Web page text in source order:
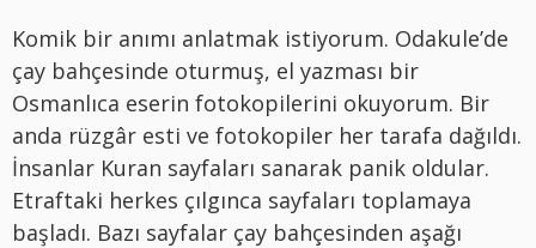
Komik bir anımı anlatmak istiyorum. Odakule’de
çay bahçesinde oturmuş, el yazması bir
Osmanlıca eserin fotokopilerini okuyorum. Bir
anda rüzgâr esti ve fotokopiler her tarafa dağıldı.
İnsanlar Kuran sayfaları sanarak panik oldular.
Etraftaki herkes çılgınca sayfaları toplamaya
başladı. Bazı sayfalar çay bahçesinden aşağı